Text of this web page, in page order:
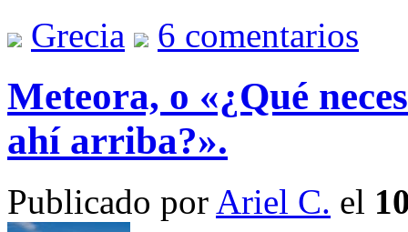
Grecia
6 comentarios
Meteora, o «¿Qué
ahí arriba?».
Publicado por Ariel C. el